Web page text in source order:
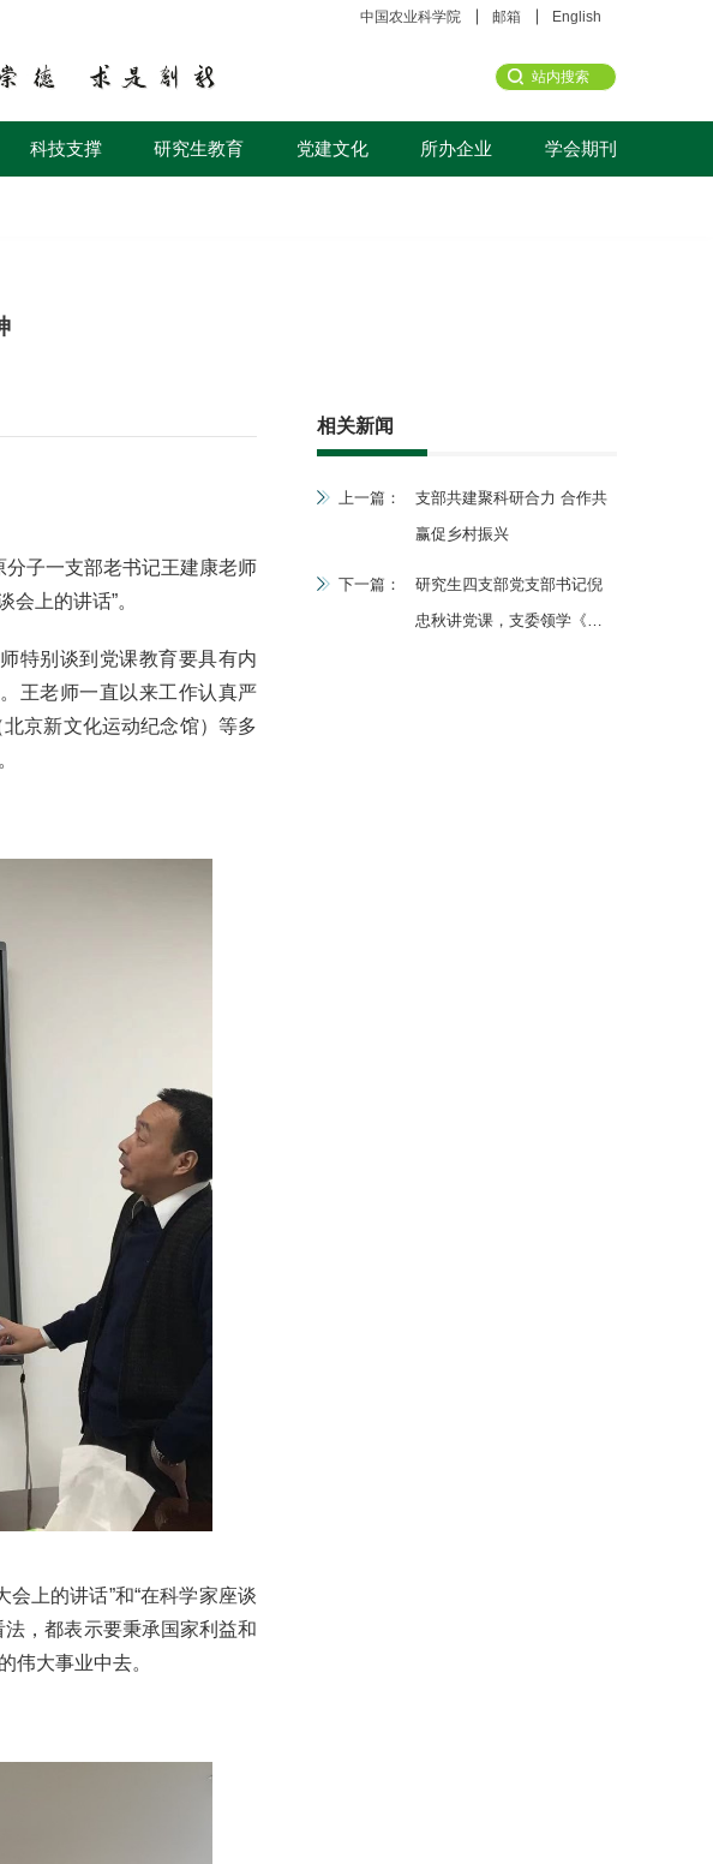
中国农业科学院 邮箱 English
科技支撑 研究生教育 党建文化 所办企业 学会期刊
子一支部老书记王建康老师
上的讲话”。
特别谈到党课教育要具有内
王老师一直以来工作认真严
京新文化运动纪念馆）等多
上的讲话”和“在科学家座谈
，都表示要秉承国家利益和
伟大事业中去。
相关新闻
上一篇：
支部共建聚科研合力 合作共
赢促乡村振兴
下一篇：
研究生四支部党支部书记倪
忠秋讲党课，支委领学《中